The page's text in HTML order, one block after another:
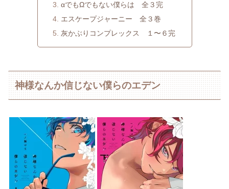
αでもΩでもない僕らは 全３完
エスケープジャーニー 全３巻
灰かぶりコンプレックス １〜６完
神様なんか信じない僕らのエデン